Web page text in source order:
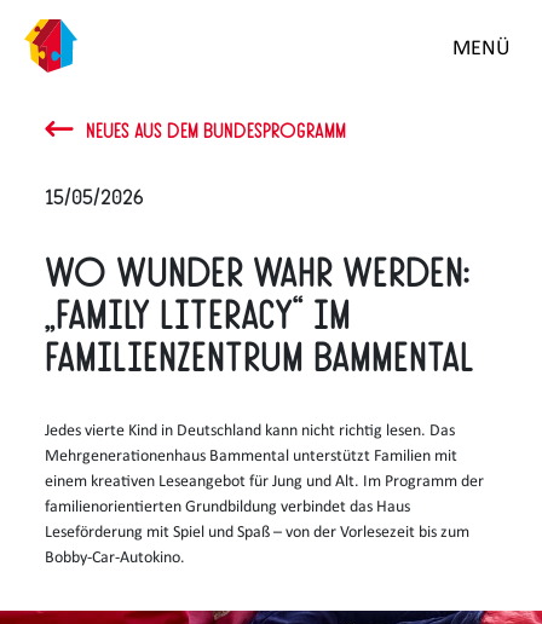
MENÜ
NEUES AUS DEM BUNDESPROGRAMM
15/05/2026
Wo Wunder wahr werden:
„Family Literacy“ im
Familienzentrum Bammental
Jedes vierte Kind in Deutschland kann nicht richtig lesen. Das
Mehrgenerationenhaus Bammental unterstützt Familien mit
einem kreativen Leseangebot für Jung und Alt. Im Programm der
familienorientierten Grundbildung verbindet das Haus
Leseförderung mit Spiel und Spaß – von der Vorlesezeit bis zum
Bobby-Car-Autokino.